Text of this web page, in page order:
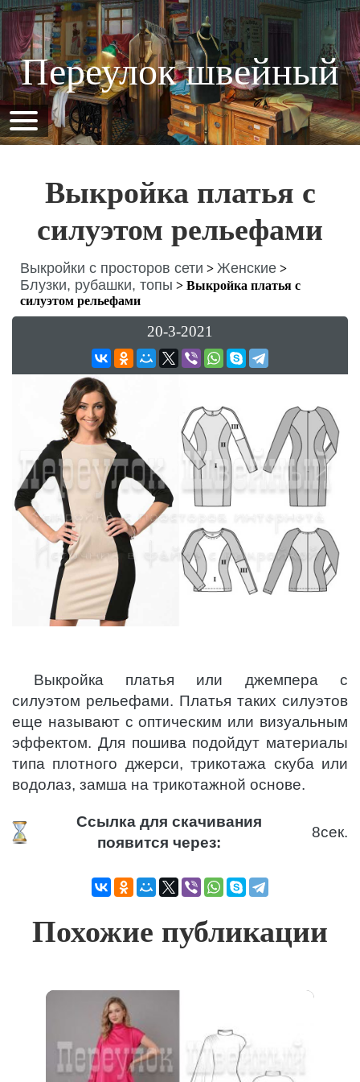
Переулок швейный
Выкройка платья с
силуэтом рельефами
Выкройки с просторов сети > Женские >
Блузки, рубашки, топы > Выкройка платья с
силуэтом рельефами
20-3-2021
Выкройка платья или джемпера с
силуэтом рельефами. Платья таких силуэтов
еще называют с оптическим или визуальным
эффектом. Для пошива подойдут материалы
типа плотного джерси, трикотажа скуба или
водолаз, замша на трикотажной основе.
Ссылка для скачивания
появится через:
8сек.
Похожие публикации